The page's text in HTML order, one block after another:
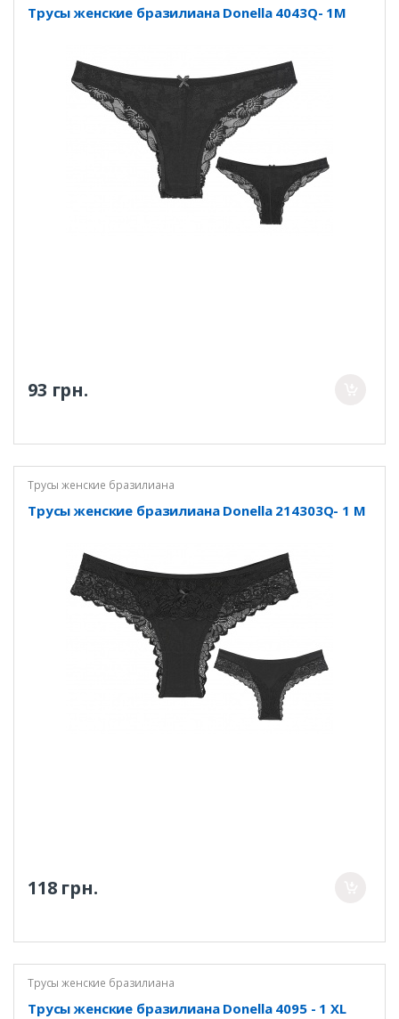
Трусы женские бразилиана Donella 4043Q- 1M
93 грн.
Трусы женские бразилиана
Трусы женские бразилиана Donella 214303Q- 1 M
118 грн.
Трусы женские бразилиана
Трусы женские бразилиана Donella 4095 - 1 XL